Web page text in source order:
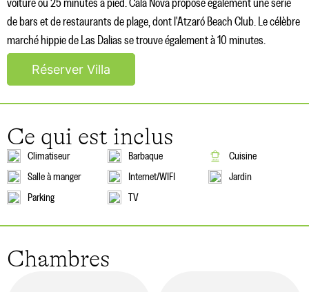
voiture ou 25 minutes à pied. Cala Nova propose également une série
de bars et de restaurants de plage, dont l'Atzaró Beach Club. Le célèbre
marché hippie de Las Dalias se trouve également à 10 minutes.
Réserver Villa
Ce qui est inclus
Climatiseur Barbaque
Cuisine
Salle à manger
Internet/WIFI
Jardin
Parking
TV
Chambres